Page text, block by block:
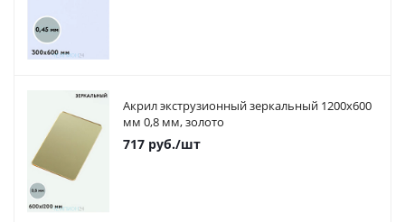
Акрил экструзионный зеркальный 1200х600
мм 0,8 мм, золото
717 руб./шт